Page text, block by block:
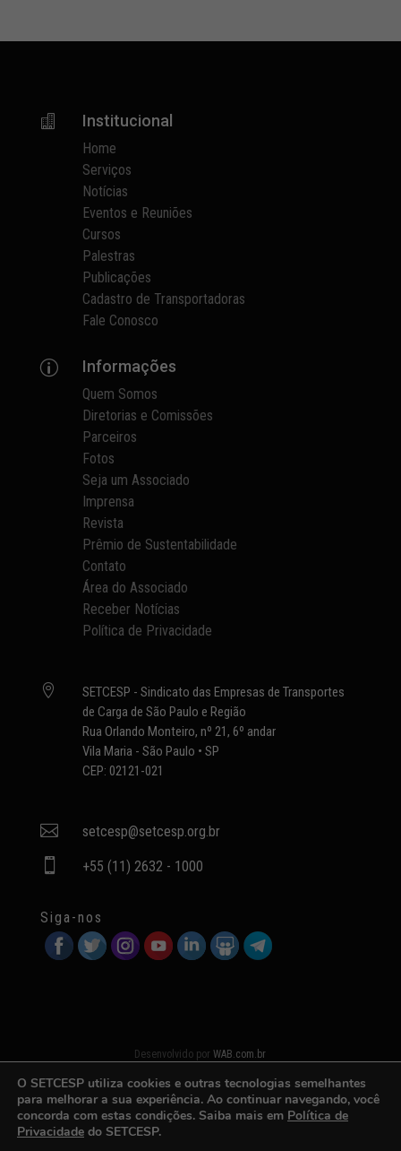
 Institucional
Home
Serviços
Notícias
Eventos e Reuniões
Cursos
Palestras
Publicações
Cadastro de Transportadoras
Fale Conosco
p Informações
Quem Somos
Diretorias e Comissões
Parceiros
Fotos
Seja um Associado
Imprensa
Revista
Prêmio de Sustentabilidade
Contato
Área do Associado
Receber Notícias
Política de Privacidade

SETCESP - Sindicato das Empresas de Transportes
de Carga de São Paulo e Região
Rua Orlando Monteiro, nº 21, 6º andar
Vila Maria - São Paulo • SP
CEP: 02121-021
 setcesp@setcesp.org.br
 +55 (11) 2632 - 1000
Siga-nos
Desenvolvido porWAB.com.br
O SETCESP utiliza cookies e outras tecnologias semelhantes
para melhorar a sua experiência. Ao continuar navegando, você
concorda com estas condições. Saiba mais em Política de
Privacidade do SETCESP.